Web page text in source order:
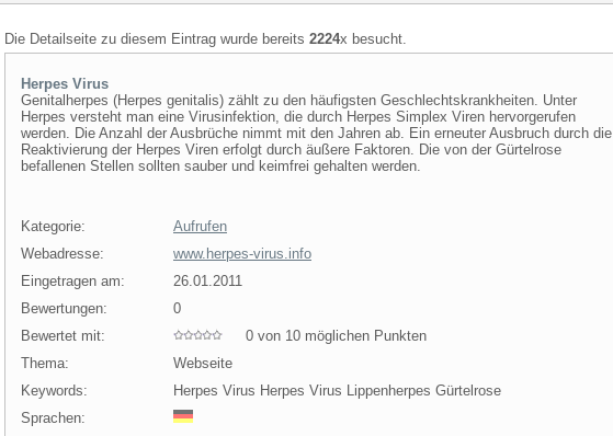
Die Detailseite zu diesem Eintrag wurde bereits 2224x besucht.
Herpes Virus
Genitalherpes (Herpes genitalis) zählt zu den häufigsten Geschlechtskrankheiten. Unter
Herpes versteht man eine Virusinfektion, die durch Herpes Simplex Viren hervorgerufen
werden. Die Anzahl der Ausbrüche nimmt mit den Jahren ab. Ein erneuter Ausbruch durch die
Reaktivierung der Herpes Viren erfolgt durch äußere Faktoren. Die von der Gürtelrose
befallenen Stellen sollten sauber und keimfrei gehalten werden.
Kategorie:
Aufrufen
Webadresse:
www.herpes-virus.info
Eingetragen am:
26.01.2011
Bewertungen:
0
Bewertet mit:
0 von 10 möglichen Punkten
Thema:
Webseite
Keywords:
Herpes Virus Herpes Virus Lippenherpes Gürtelrose
Sprachen: